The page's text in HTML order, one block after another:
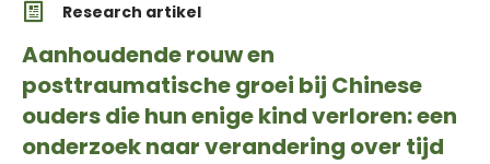
Research artikel
Aanhoudende rouw en
posttraumatische groei bij Chinese
ouders die hun enige kind verloren: een
onderzoek naar verandering over tijd